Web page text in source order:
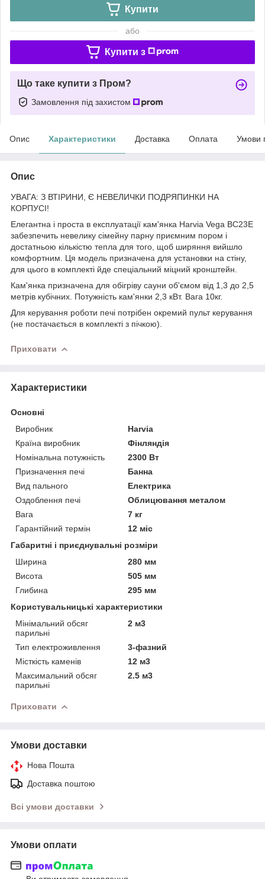
Купити
або
Купити з
Що таке купити з Пром?
Замовлення під захистом
Опис Характеристики Доставка Оплата Умови
Опис
УВАГА: З ВТІРИНИ, Є НЕВЕЛИЧКИ ПОДРЯПИНКИ НА
КОРПУСІ!
Елегантна і проста в експлуатації кам'янка Harvia Vega BC23E
забезпечить невелику сімейну парну приємним пором і
достатньою кількістю тепла для того, щоб ширяння вийшло
комфортним. Ця модель призначена для установки на стіну,
для цього в комплекті йде спеціальний міцний кронштейн.
Кам'янка призначена для обігріву сауни об'ємом від 1,3 до 2,5
метрів кубічних. Потужність кам'янки 2,3 кВт. Вага 10кг.
Для керування роботи печі потрібен окремий пульт керування
(не постачається в комплекті з пічкою).
Приховати
Характеристики
Основні
Виробник
Harvia
Країна виробник
Фінляндія
Номінальна потужність
2300 Вт
Призначення печі
Банна
Вид пального
Електрика
Оздоблення печі
Облицювання металом
Вага
7 кг
Гарантійний термін
12 міс
Габаритні і приєднувальні розміри
Ширина
280 мм
Висота
505 мм
Глибина
295 мм
Користувальницькі характеристики
Мінімальний обсяг
парильні
2 м3
Тип електроживлення
3-фазний
Місткість каменів
12 м3
Максимальний обсяг
парильні
2.5 м3
Приховати
Умови доставки
Нова Пошта
Доставка поштою
Всі умови доставки
Умови оплати